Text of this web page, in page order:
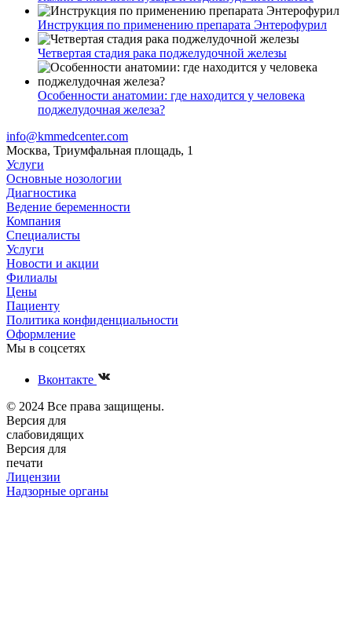
Инструкция по применению препарата Энтерофурил
Четвертая стадия рака поджелудочной железы
Особенности анатомии: где находится у человека
поджелудочная железа?
info@kmmedcenter.com
Москва, Триумфальная площадь, 1
Услуги
Основные нозологии
Диагностика
Ведение беременности
Компания
Специалисты
Услуги
Новости и акции
Филиалы
Цены
Пациенту
Политика конфиденциальности
Оформление
Мы в соцсетях
Вконтакте
© 2024 Все права защищены.
Версия для
слабовидящих
Версия для
печати
Лицензии
Надзорные органы